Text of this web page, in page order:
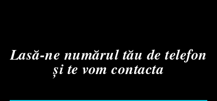
Lasă-ne numărul tău de telefon
și te vom contacta